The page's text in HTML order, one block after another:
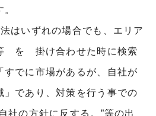
はいずれの場合でも、エリア
を 掛け合わせた時に検索
すでに市場があるが、自社が
」であり、対策を行う事での
社の方針に反する。”等の出